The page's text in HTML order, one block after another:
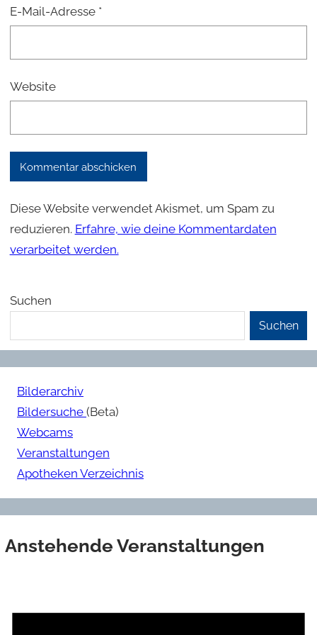
E-Mail-Adresse *
Website
Diese Website verwendet Akismet, um Spam zu
reduzieren. Erfahre, wie deine Kommentardaten
verarbeitet werden.
Suchen
Suchen
Bilderarchiv
Bildersuche (Beta)
Webcams
Veranstaltungen
Apotheken Verzeichnis
Anstehende Veranstaltungen